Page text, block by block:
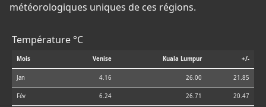
météorologiques uniques de ces régions.
Température °C
Mois Venise Kuala Lumpur +/-
Jan 4.16 26.00 21.85
Fév 6.24 26.71 20.47